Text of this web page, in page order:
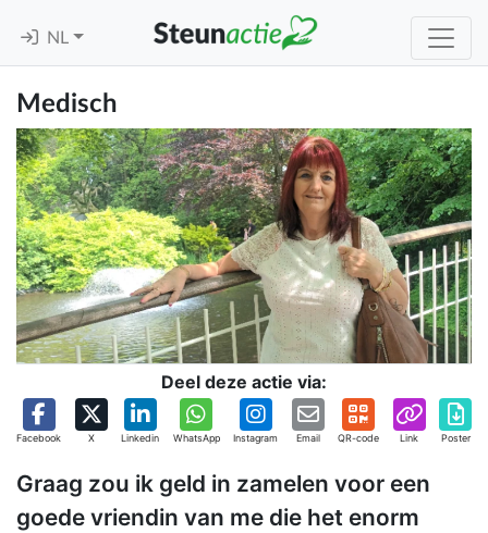
NL
Medisch
Deel deze actie via:
Facebook X Linkedin WhatsApp Instagram Email QR-code Link Poster
Graag zou ik geld in zamelen voor een
goede vriendin van me die het enorm